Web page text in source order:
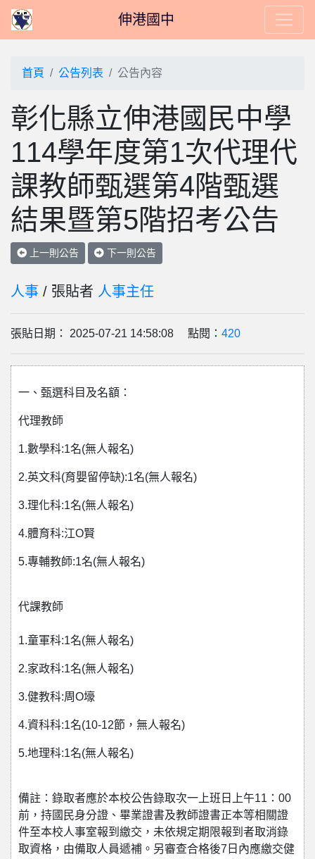
伸港國中
首頁 公告列表 公告內容
彰化縣立伸港國民中學
114學年度第1次代理代
課教師甄選第4階甄選
結果暨第5階招考公告
上一則公告 下一則公告
人事 / 張貼者 人事主任
張貼日期： 2025-07-21 14:58:08 點閱： 420
一、甄選科目及名額：
代理教師
1.數學科:1名(無人報名)
2.英文科(育嬰留停缺):1名(無人報名)
3.理化科:1名(無人報名)
4.體育科:江O賢
5.專輔教師:1名(無人報名)
代課教師
1.童軍科:1名(無人報名)
2.家政科:1名(無人報名)
3.健教科:周O壕
4.資科科:1名(10-12節，無人報名)
5.地理科:1名(無人報名)
備註：錄取者應於本校公告錄取次一上班日上午11：00
前，持國民身分證、畢業證書及教師證書正本等相關證
件至本校人事室報到繳交，未依規定期限報到者取消錄
取資格，由備取人員遞補。另審查合格後7日內應繳交健